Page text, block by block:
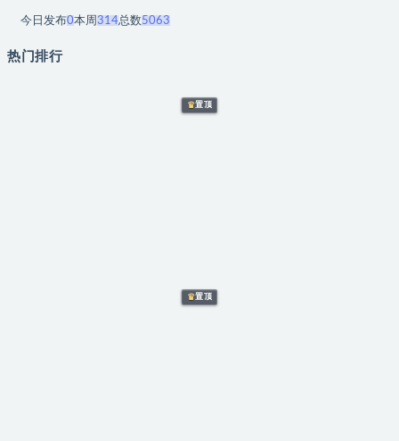
游* 下载了爆旋陀螺X：进化对决(BEYBLADE X EVOBATTLE) v1.0.8 官方中文下载 – 支持手柄免安装 | 2.42G
游* 下载了太空碎石者(Space Rock Breaker) Build.23798161 官方简体中文下载 – 支持手柄免安装 | 324.05MB
下载了小飞船大冒险(Minishoot’ Adventures) Build.23192762 官方中文下载 – 支持手柄免安装 | 3.96G
今日发布0本周 314总数5063
热门排行
♛置顶
♛置顶